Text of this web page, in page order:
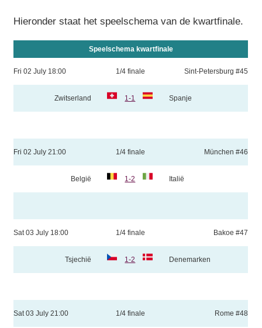
Hieronder staat het speelschema van de kwartfinale.
Speelschema kwartfinale
Fri 02 July 18:00 1/4 finale Sint-Petersburg #45
Zwitserland 1-1 Spanje
Fri 02 July 21:00 1/4 finale München #46
België 1-2 Italië
Sat 03 July 18:00 1/4 finale Bakoe #47
Tsjechië 1-2 Denemarken
Sat 03 July 21:00 1/4 finale Rome #48